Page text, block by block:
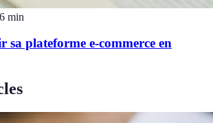
6 min
sa plateforme e-commerce en